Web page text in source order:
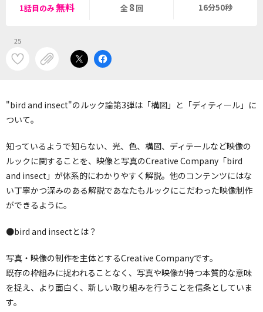
1話目のみ無料 全8回 16分50秒
25
"bird and insect"のルック論第3弾は「構図」と「ディティール」に
ついて。
知っているようで知らない、光、色、構図、ディテールなど映像の
ルックに関することを、映像と写真のCreative Company「bird
and insect」が体系的にわかりやすく解説。他のコンテンツにはな
い丁寧かつ深みのある解説であなたもルックにこだわった映像制作
ができるように。
●bird and insectとは？
写真・映像の制作を主体とするCreative Companyです。
既存の枠組みに捉われることなく、写真や映像が持つ本質的な意味
を捉え、より面白く、新しい取り組みを行うことを信条としていま
す。